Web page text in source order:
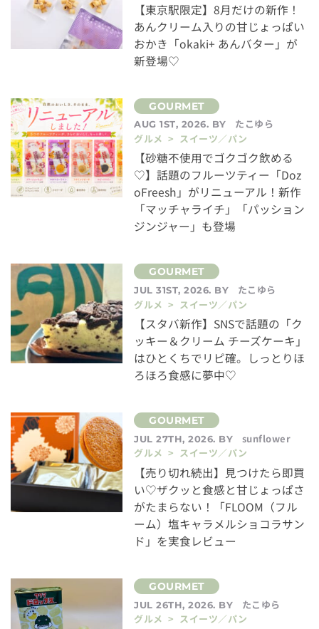
【東京駅限定】8月だけの新作！
あんクリーム入りの甘じょっぱい
おかき「okaki+ あんバター」が
新登場♡
AUG 1ST, 2026. BY
たこゆら
グルメ > スイーツ／パン
【砂糖不使用でゴクゴク飲める
♡】話題のフルーツティー「Doz
oFreesh」がリニューアル！新作
「マッチャライチ」「パッション
ジンジャー」も登場
JUL 31ST, 2026. BY
たこゆら
グルメ > スイーツ／パン
【スタバ新作】SNSで話題の「ク
ッキー＆クリーム チーズケーキ」
はひとくちでリピ確。しっとりほ
ろほろ食感に夢中♡
JUL 27TH, 2026. BY
sunflower
グルメ > スイーツ／パン
【売り切れ続出】見つけたら即買
い♡ザクッと食感と甘じょっぱさ
がたまらない！「FLOOM（フル
ーム）塩キャラメルショコラサン
ド」を実食レビュー
JUL 26TH, 2026. BY
たこゆら
グルメ > スイーツ／パン